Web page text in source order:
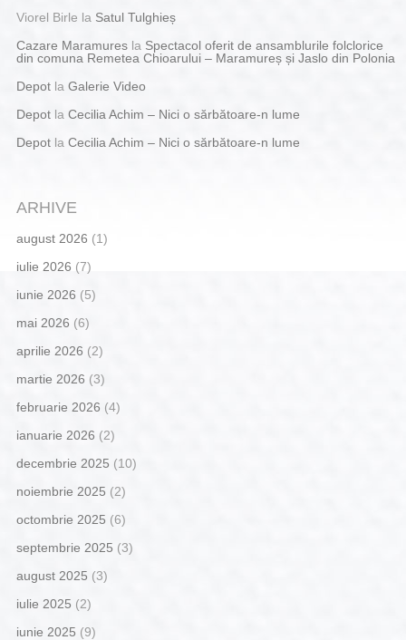
Viorel Birle la Satul Tulghieș
Cazare Maramuresla Spectacol oferit de ansamblurile folclorice
din comuna Remetea Chioarului – Maramureș și Jaslo din Polonia
Depotla Galerie Video
Depotla Cecilia Achim – Nici o sărbătoare-n lume
Depotla Cecilia Achim – Nici o sărbătoare-n lume
ARHIVE
august 2026 (1)
iulie 2026 (7)
iunie 2026 (5)
mai 2026 (6)
aprilie 2026 (2)
martie 2026 (3)
februarie 2026 (4)
ianuarie 2026 (2)
decembrie 2025 (10)
noiembrie 2025 (2)
octombrie 2025 (6)
septembrie 2025 (3)
august 2025 (3)
iulie 2025 (2)
iunie 2025 (9)